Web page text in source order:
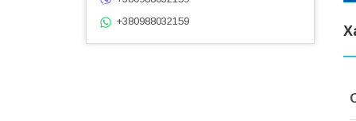
+380988032159